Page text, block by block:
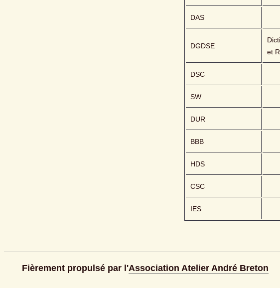
DAS
DGDSE
et
DSC
SW
DUR
BBB
HDS
CSC
IES
Fièrement propulsé par l'Association Atelier André Breton